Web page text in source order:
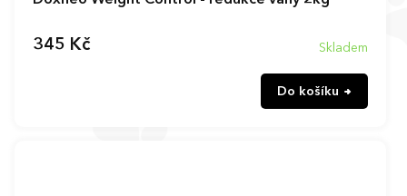
Skladem
345 Kč
Do košíku